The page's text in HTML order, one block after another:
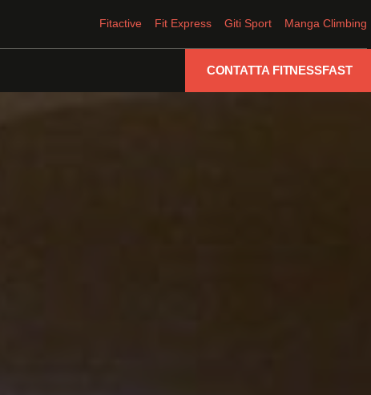
Fitactive Fit Express Giti Sport Manga Climbing
CONTATTA FITNESSFAST